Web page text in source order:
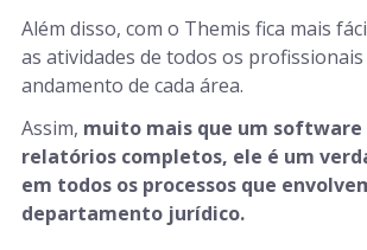
Além disso, com o Themis fica mais
as atividades de todos os
andamento de cada área.
Assim, muito mais que um software
relatórios completos, ele é um
em todos os processos que
departamento jurídico.